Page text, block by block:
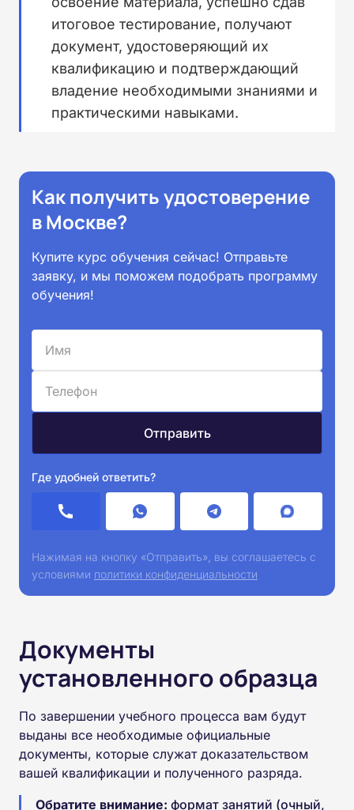
итоговое тестирование, получают
документ, удостоверяющий их
квалификацию и подтверждающий
владение необходимыми знаниями и
практическими навыками.
Как получить удостоверение
в Москве?
Купите курс обучения сейчас! Отправьте
заявку, и мы поможем подобрать программу
обучения!
Где удобней ответить?
Нажимая на кнопку «Отправить», вы соглашаетесь с
условиями политики конфиденциальности
Документы
установленного образца
По завершении учебного процесса вам будут
выданы все необходимые официальные
документы, которые служат доказательством
вашей квалификации и полученного разряда.
Обратите внимание: формат занятий (очный,